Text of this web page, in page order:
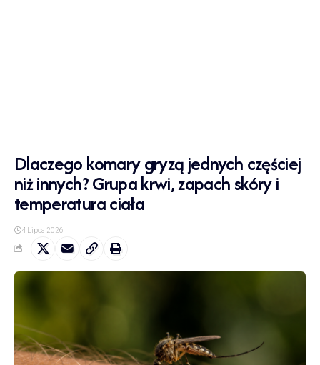
Dlaczego komary gryzą jednych częściej
niż innych? Grupa krwi, zapach skóry i
temperatura ciała
4 Lipca 2026